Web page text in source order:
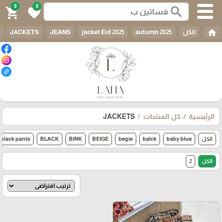
search
0
favorite
0
shopping_cart
home الكل JACKETS JEANS jacket Eid 2025 autumn 2025
الرئيسية كل المنتجات JACKETS
الكل baby blue
balck
begie
BEIGE
BINK
BLACK
black pants
الكل 2
favorite_border